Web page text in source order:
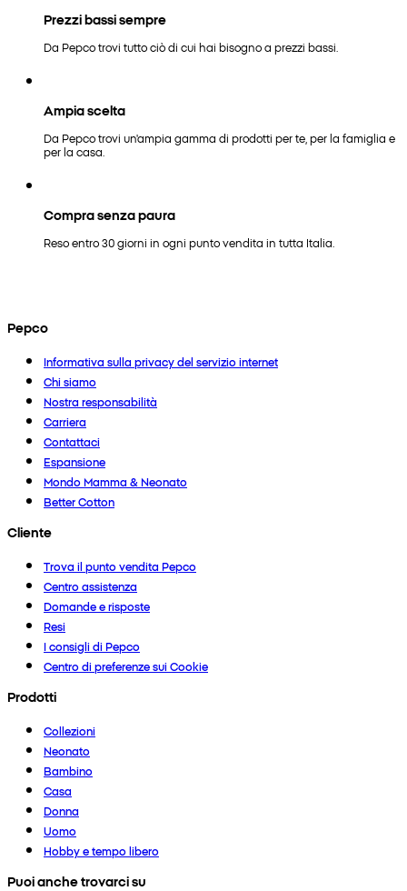
Prezzi bassi sempre
Da Pepco trovi tutto ciò di cui hai bisogno a prezzi bassi.
Ampia scelta
Da Pepco trovi un'ampia gamma di prodotti per te, per la famiglia e
per la casa.
Compra senza paura
Reso entro 30 giorni in ogni punto vendita in tutta Italia.
Pepco
Informativa sulla privacy del servizio internet
Chi siamo
Nostra responsabilità
Carriera
Contattaci
Espansione
Mondo Mamma & Neonato
Better Cotton
Cliente
Trova il punto vendita Pepco
Centro assistenza
Domande e risposte
Resi
I consigli di Pepco
Centro di preferenze sui Cookie
Prodotti
Collezioni
Neonato
Bambino
Casa
Donna
Uomo
Hobby e tempo libero
Puoi anche trovarci su